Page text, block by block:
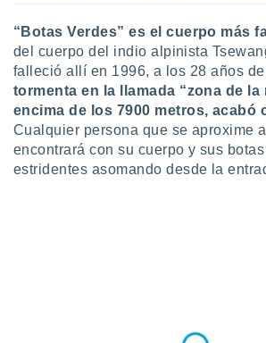
interés
a lo que
Para
su
datos
momento
en
“Botas Verdes” es el cuerpo más
del cuerpo del indio alpinista
falleció allí en 1996, a los 28 años
tormenta en la llamada “zona de la
encima de los 7900 metros, acabó
Cualquier persona que se aproxime
encontrará con su cuerpo y sus
estridentes asomando desde la